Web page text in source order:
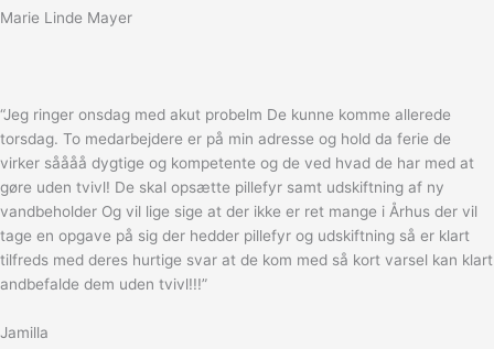
Marie Linde Mayer
“Jeg ringer onsdag med akut probelm De kunne komme allerede
torsdag. To medarbejdere er på min adresse og hold da ferie de
virker såååå dygtige og kompetente og de ved hvad de har med at
gøre uden tvivl! De skal opsætte pillefyr samt udskiftning af ny
vandbeholder Og vil lige sige at der ikke er ret mange i Århus der vil
tage en opgave på sig der hedder pillefyr og udskiftning så er klart
tilfreds med deres hurtige svar at de kom med så kort varsel kan klart
andbefalde dem uden tvivl!!!”
Jamilla